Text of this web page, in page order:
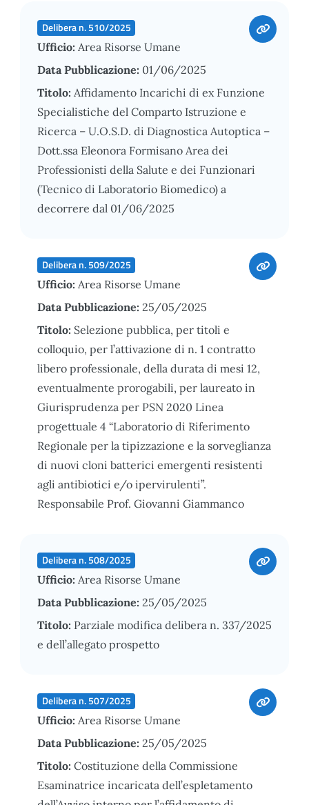
Delibera n. 510/2025
Ufficio: Area Risorse Umane
Data Pubblicazione: 01/06/2025
Titolo: Affidamento Incarichi di ex Funzione
Specialistiche del Comparto Istruzione e
Ricerca – U.O.S.D. di Diagnostica Autoptica –
Dott.ssa Eleonora Formisano Area dei
Professionisti della Salute e dei Funzionari
(Tecnico di Laboratorio Biomedico) a
decorrere dal 01/06/2025
Delibera n. 509/2025
Ufficio: Area Risorse Umane
Data Pubblicazione: 25/05/2025
Titolo: Selezione pubblica, per titoli e
colloquio, per l’attivazione di n. 1 contratto
libero professionale, della durata di mesi 12,
eventualmente prorogabili, per laureato in
Giurisprudenza per PSN 2020 Linea
progettuale 4 “Laboratorio di Riferimento
Regionale per la tipizzazione e la sorveglianza
di nuovi cloni batterici emergenti resistenti
agli antibiotici e/o ipervirulenti”.
Responsabile Prof. Giovanni Giammanco
Delibera n. 508/2025
Ufficio: Area Risorse Umane
Data Pubblicazione: 25/05/2025
Titolo: Parziale modifica delibera n. 337/2025
e dell’allegato prospetto
Delibera n. 507/2025
Ufficio: Area Risorse Umane
Data Pubblicazione: 25/05/2025
Titolo: Costituzione della Commissione
Esaminatrice incaricata dell’espletamento